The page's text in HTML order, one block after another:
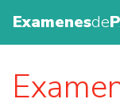
Examenesde